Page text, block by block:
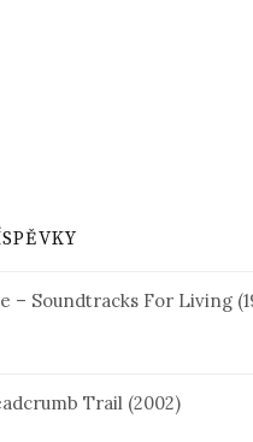
– Soundtracks For Living
Trail (2002)